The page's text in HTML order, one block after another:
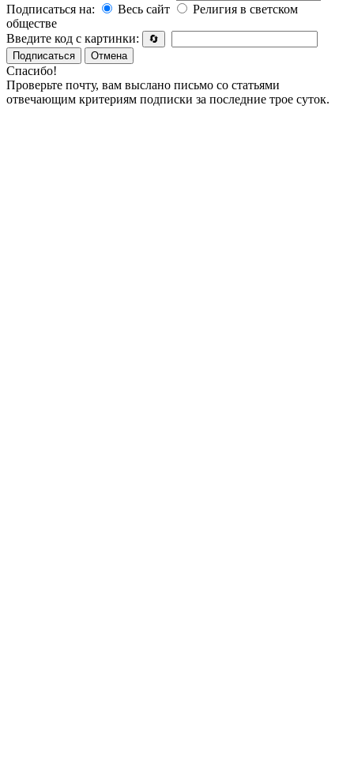
Подписаться на:
Весь сайт
Религия в светском
обществе
Введите код с картинки:
🔄
Подписаться
Отмена
Спасибо!
Проверьте почту, вам выслано письмо со статьями
отвечающим критериям подписки за последние трое суток.